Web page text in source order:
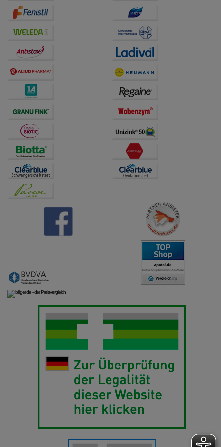
auf unserer Website aber auch die Werbung auf
Drittseiten möglichst relevant für Sie zu gestalten.
Bitte beachten Sie, dass Daten hierfür teilweise an
Dritte wie z.B. Google oder soziale Medien
übertragen werden.